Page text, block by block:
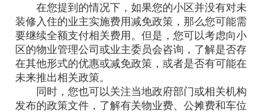
在您提到的情况下，如果您的小区并没有对未
装修入住的业主实施费用减免政策，那么您可能需
要继续全额支付相关费用。但是，您可以考虑向小
区的物业管理公司或业主委员会咨询，了解是否存
在其他形式的优惠或减免政策，或者是否有可能在
未来推出相关政策。
同时，您也可以关注当地政府部门或相关机构
发布的政策文件，了解有关物业费、公摊费和车位